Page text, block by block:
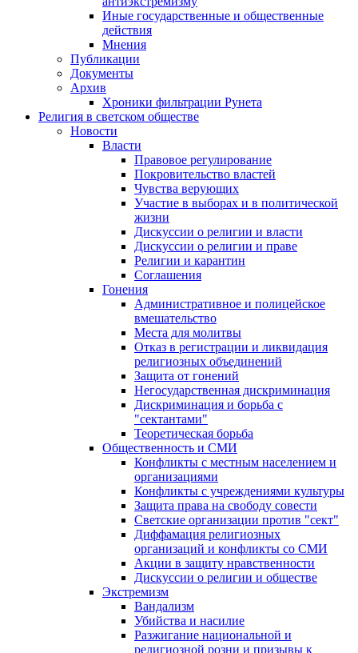
Иные государственные и общественные
действия
Мнения
Публикации
Документы
Архив
Хроники фильтрации Рунета
Религия в светском обществе
Новости
Власти
Правовое регулирование
Покровительство властей
Чувства верующих
Участие в выборах и в политической
жизни
Дискуссии о религии и власти
Дискуссии о религии и праве
Религии и карантин
Соглашения
Гонения
Административное и полицейское
вмешательство
Места для молитвы
Отказ в регистрации и ликвидация
религиозных объединений
Защита от гонений
Негосударственная дискриминация
Дискриминация и борьба с
"сектантами"
Теоретическая борьба
Общественность и СМИ
Конфликты с местным населением и
организациями
Конфликты с учреждениями культуры
Защита права на свободу совести
Светские организации против "сект"
Диффамация религиозных
организаций и конфликты со СМИ
Акции в защиту нравственности
Дискуссии о религии и обществе
Экстремизм
Вандализм
Убийства и насилие
Разжигание национальной и
религиозной розни и призывы к